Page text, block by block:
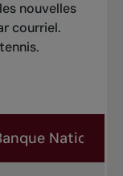
nouvelles
courriel.
.